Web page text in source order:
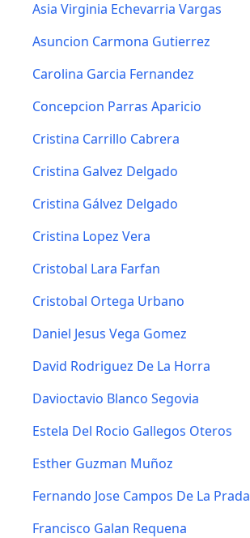
Asia Virginia Echevarria Vargas
Asuncion Carmona Gutierrez
Carolina Garcia Fernandez
Concepcion Parras Aparicio
Cristina Carrillo Cabrera
Cristina Galvez Delgado
Cristina Gálvez Delgado
Cristina Lopez Vera
Cristobal Lara Farfan
Cristobal Ortega Urbano
Daniel Jesus Vega Gomez
David Rodriguez De La Horra
Davioctavio Blanco Segovia
Estela Del Rocio Gallegos Oteros
Esther Guzman Muñoz
Fernando Jose Campos De La Prada
Francisco Galan Requena